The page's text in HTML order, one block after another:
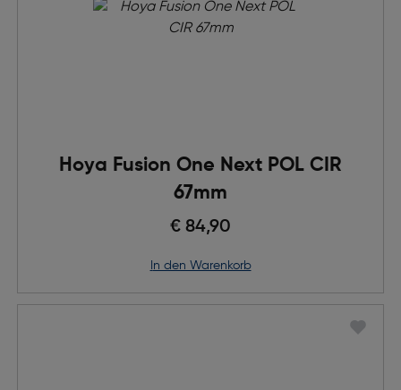
Hoya Fusion One Next POL CIR
67mm
€ 84,90
in den Warenkorb